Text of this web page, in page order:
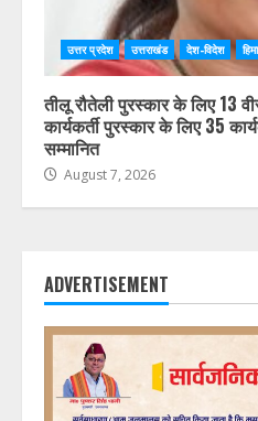
उत्तर प्रदेश उत्तराखंड देश-विदेश
तीलू रौतेली पुरस्कार के लिए 13
कार्यकर्ती पुरस्कार के लिए 35
सम्मानित
August 7, 2026
ADVERTISEMENT